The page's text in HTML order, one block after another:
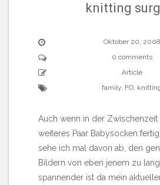
knitting
Oktober 20, 2008
0 comments
Article
family, FO,
Auch wenn in der Zwischenzeit
weiteres Paar Babysocken
sehe ich mal davon ab, den
Bildern von eben jenem zu
spannender ist da mein